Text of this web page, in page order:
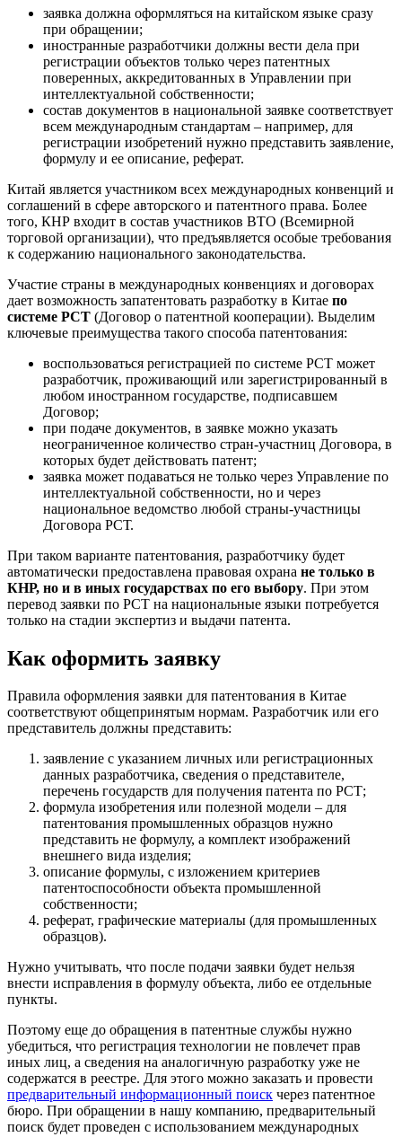
заявка должна оформляться на китайском языке сразу
при обращении;
иностранные разработчики должны вести дела при
регистрации объектов только через патентных
поверенных, аккредитованных в Управлении при
интеллектуальной собственности;
состав документов в национальной заявке соответствует
всем международным стандартам – например, для
регистрации изобретений нужно представить заявление,
формулу и ее описание, реферат.
Китай является участником всех международных конвенций и
соглашений в сфере авторского и патентного права. Более
того, КНР входит в состав участников ВТО (Всемирной
торговой организации), что предъявляется особые требования
к содержанию национального законодательства.
Участие страны в международных конвенциях и договорах
дает возможность запатентовать разработку в Китае по
системе РСТ (Договор о патентной кооперации). Выделим
ключевые преимущества такого способа патентования:
воспользоваться регистрацией по системе РСТ может
разработчик, проживающий или зарегистрированный в
любом иностранном государстве, подписавшем
Договор;
при подаче документов, в заявке можно указать
неограниченное количество стран-участниц Договора, в
которых будет действовать патент;
заявка может подаваться не только через Управление по
интеллектуальной собственности, но и через
национальное ведомство любой страны-участницы
Договора РСТ.
При таком варианте патентования, разработчику будет
автоматически предоставлена правовая охрана не только в
КНР, но и в иных государствах по его выбору. При этом
перевод заявки по РСТ на национальные языки потребуется
только на стадии экспертиз и выдачи патента.
Как оформить заявку
Правила оформления заявки для патентования в Китае
соответствуют общепринятым нормам. Разработчик или его
представитель должны представить:
заявление с указанием личных или регистрационных
данных разработчика, сведения о представителе,
перечень государств для получения патента по РСТ;
формула изобретения или полезной модели – для
патентования промышленных образцов нужно
представить не формулу, а комплект изображений
внешнего вида изделия;
описание формулы, с изложением критериев
патентоспособности объекта промышленной
собственности;
реферат, графические материалы (для промышленных
образцов).
Нужно учитывать, что после подачи заявки будет нельзя
внести исправления в формулу объекта, либо ее отдельные
пункты.
Поэтому еще до обращения в патентные службы нужно
убедиться, что регистрация технологии не повлечет прав
иных лиц, а сведения на аналогичную разработку уже не
содержатся в реестре. Для этого можно заказать и провести
предварительный информационный поиск через патентное
бюро. При обращении в нашу компанию, предварительный
поиск будет проведен с использованием международных